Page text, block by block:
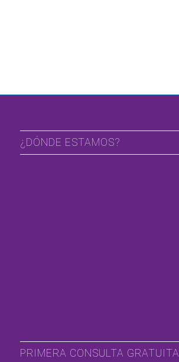
¿DÓNDE ESTAMOS?
PRIMERA CONSULTA GRATUITA